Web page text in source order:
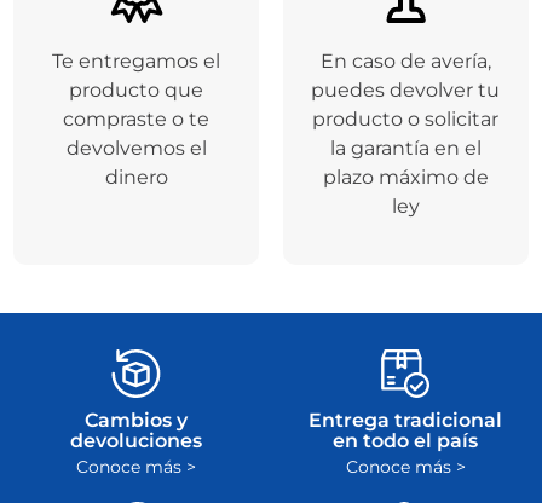
Te entregamos el
producto que
compraste o te
devolvemos el
dinero
En caso de avería,
puedes devolver tu
producto o solicitar
la garantía en el
plazo máximo de
ley
Cambios y
devoluciones
Conoce más >
Entrega tradicional
en todo el país
Conoce más >